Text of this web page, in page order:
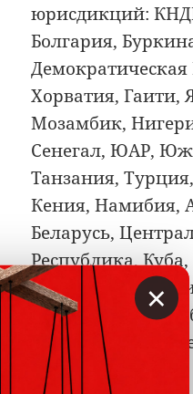
юрисдикций:
Болгария,
Хорватия,
Мозамбик,
Сенегал, ЮАР,
Танзания,
Кения, Намибия,
Беларусь,
Республика,
Ирак, Ливан,
Сомали, Судан,
России в списке
Донецк, Луганск.
×